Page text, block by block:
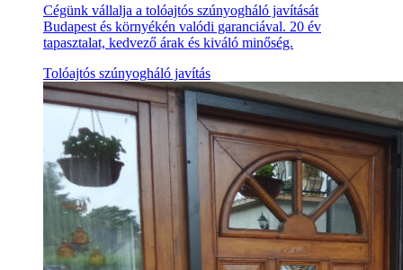
Cégünk vállalja a tolóajtós szúnyogháló javítását
Budapest és környékén valódi garanciával. 20 év
tapasztalat, kedvező árak és kiváló minőség.
Tolóajtós szúnyogháló javítás